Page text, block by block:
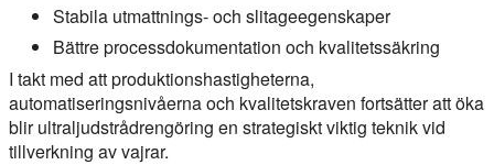
Stabila utmattnings- och slitageegenskaper
Bättre processdokumentation och kvalitetssäkring
I takt med att produktionshastigheterna,
automatiseringsnivåerna och kvalitetskraven fortsätter att öka
blir ultraljudstrådrengöring en strategiskt viktig teknik vid
tillverkning av vajrar.